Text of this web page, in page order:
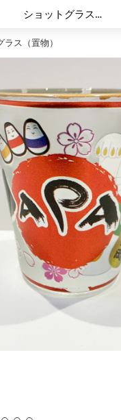
ショットグラス（置物）
ス（置物）